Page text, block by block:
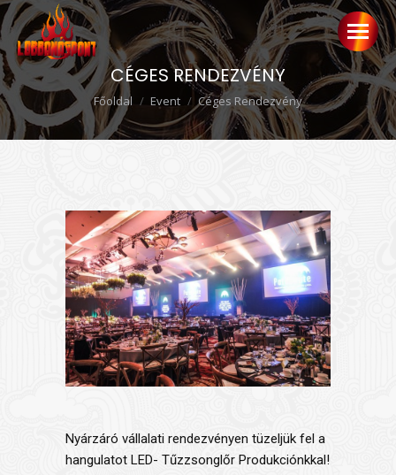
CÉGES RENDEZVÉNY
Ön itt van:
Főoldal Event Céges Rendezvény
Nyárzáró vállalati rendezvényen tüzeljük fel a
hangulatot LED- Tűzzsonglőr Produkciónkkal!